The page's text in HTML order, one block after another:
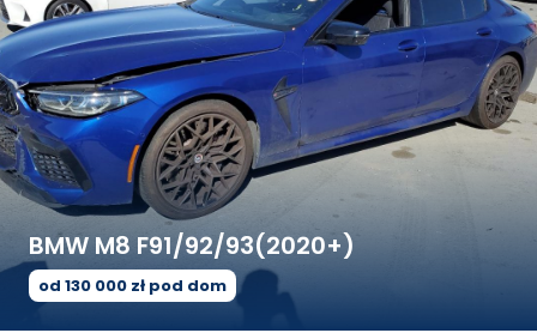
BMW M8 F91/92/93(2020+)
od 130 000 zł pod dom